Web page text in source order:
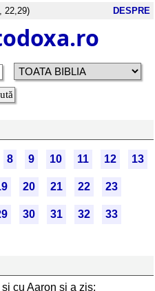
22,29) DESPRE
8 9 10 11 12 13
20 21 22 23
30 31 32 33
cu Aaron şi a zis: